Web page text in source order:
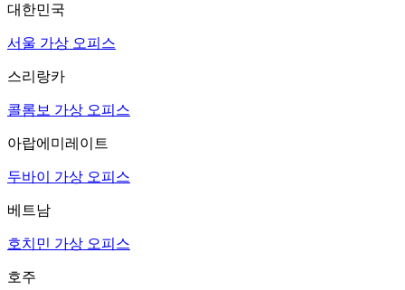
대한민국
서울 가상 오피스
스리랑카
콜롬보 가상 오피스
아랍에미레이트
두바이 가상 오피스
베트남
호치민 가상 오피스
호주